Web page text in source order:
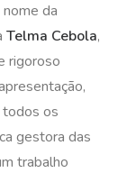
da
Telma Cebola,
rigoroso
todos os
gestora das
trabalho